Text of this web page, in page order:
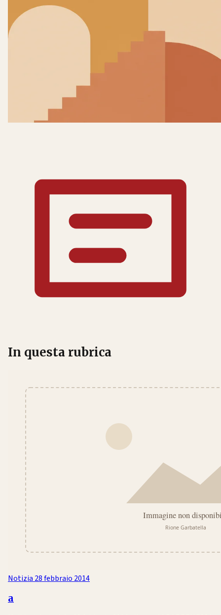
In questa rubrica
Notizia 28 febbraio 2014
a